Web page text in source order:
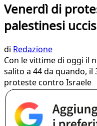
Venerdì di
palestinesi
di Redazione
Con le vittime di oggi il
salito a 44 da quando,
proteste contro Israele